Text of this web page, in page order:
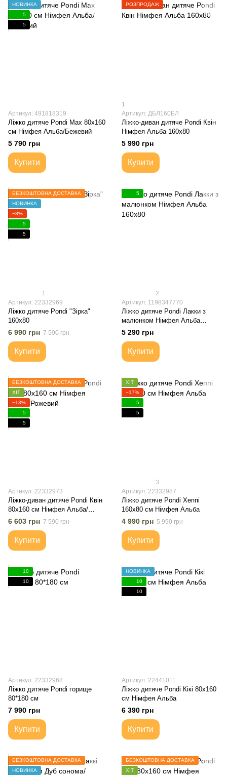
НОВИНКА
5
5
Артикул: 491818319
Ліжко дитяче Pondi Max 80x160
см Німфея Альба/Бежевий
5 790 грн
Купити
РОЗПРОДАЖ
1
Артикул: ДБЛ160БЛ
Ліжко-диван дитяче Pondi Квін
Німфея Альба 160x80
5 990 грн
Купити
БЕЗКОШТОВНА ДОСТАВКА
НОВИНКА
−8%
5
5
1
Артикул: 22332969
Ліжко дитяче Pondi "Зірка"
160х80
6 990 грн 7 590 грн
Купити
5
2
Артикул: 1198347770
Ліжко дитяче Pondi Лакки з
малюнком Німфея Альба
160x80
5 290 грн
Купити
БЕЗКОШТОВНА ДОСТАВКА
ХІТ
−13%
5
5
Артикул: 22332973
Ліжко-диван дитяче Pondi Квін
80х160 см Німфея Альба/
Рожевий
6 603 грн 7 590 грн
Купити
ХІТ
−17%
5
5
3
Артикул: 22332987
Ліжко дитяче Pondi Хеппі
160x80 см Німфея Альба
4 990 грн 5 990 грн
Купити
10
10
Артикул: 22332968
Ліжко дитяче Pondi горище
80*180 см
7 990 грн
Купити
НОВИНКА
10
10
Артикул: 22441011
Ліжко дитяче Pondi Кікі 80х160
см Німфея Альба
6 390 грн
Купити
БЕЗКОШТОВНА ДОСТАВКА
НОВИНКА
БЕЗКОШТОВНА ДОСТАВКА
ХІТ